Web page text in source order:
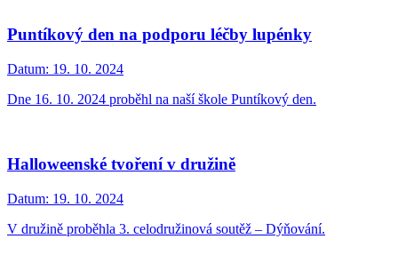
Puntíkový den na podporu léčby lupénky
Datum: 19. 10. 2024
Dne 16. 10. 2024 proběhl na naší škole Puntíkový den.
Halloweenské tvoření v družině
Datum: 19. 10. 2024
V družině proběhla 3. celodružinová soutěž – Dýňování.